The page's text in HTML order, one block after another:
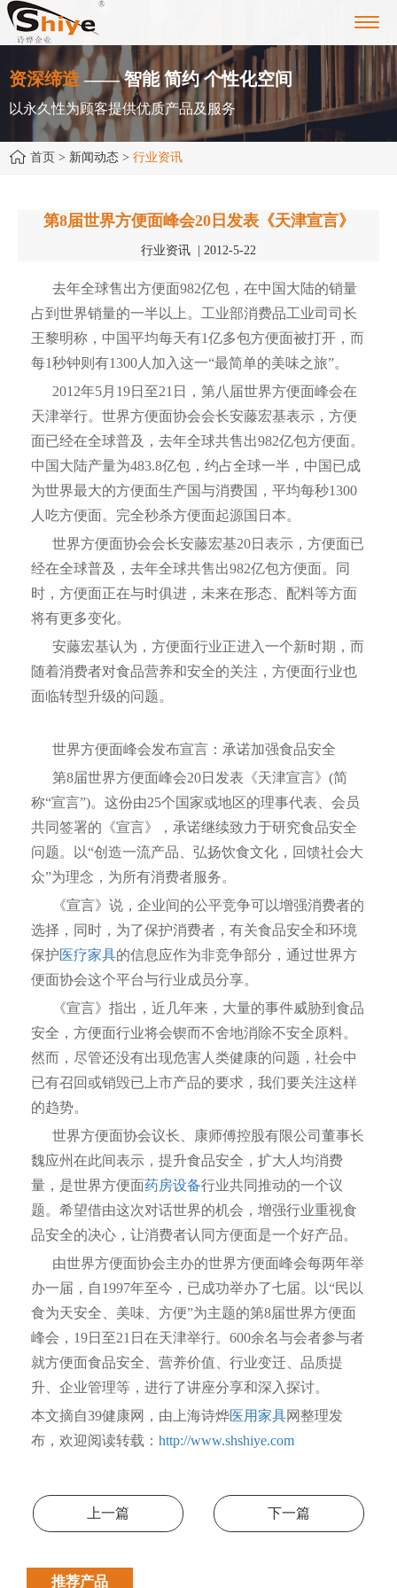
资深缔造 —— 智能 简约 个性化空间
以永久性为顾客提供优质产品及服务
首页 > 新闻动态 > 行业资讯
第8届世界方便面峰会20日发表《天津宣言》
行业资讯 | 2012-5-22
去年全球售出方便面982亿包，在中国大陆的销量
占到世界销量的一半以上。工业部消费品工业司司长
王黎明称，中国平均每天有1亿多包方便面被打开，而
每1秒钟则有1300人加入这一“最简单的美味之旅”。
2012年5月19日至21日，第八届世界方便面峰会在
天津举行。世界方便面协会会长安藤宏基表示，方便
面已经在全球普及，去年全球共售出982亿包方便面。
中国大陆产量为483.8亿包，约占全球一半，中国已成
为世界最大的方便面生产国与消费国，平均每秒1300
人吃方便面。完全秒杀方便面起源国日本。
世界方便面协会会长安藤宏基20日表示，方便面已
经在全球普及，去年全球共售出982亿包方便面。同
时，方便面正在与时俱进，未来在形态、配料等方面
将有更多变化。
安藤宏基认为，方便面行业正进入一个新时期，而
随着消费者对食品营养和安全的关注，方便面行业也
面临转型升级的问题。
世界方便面峰会发布宣言：承诺加强食品安全
第8届世界方便面峰会20日发表《天津宣言》(简
称“宣言”)。这份由25个国家或地区的理事代表、会员
共同签署的《宣言》，承诺继续致力于研究食品安全
问题。以“创造一流产品、弘扬饮食文化，回馈社会大
众”为理念，为所有消费者服务。
《宣言》说，企业间的公平竞争可以增强消费者的
选择，同时，为了保护消费者，有关食品安全和环境
保护医疗家具的信息应作为非竞争部分，通过世界方
便面协会这个平台与行业成员分享。
《宣言》指出，近几年来，大量的事件威胁到食品
安全，方便面行业将会锲而不舍地消除不安全原料。
然而，尽管还没有出现危害人类健康的问题，社会中
已有召回或销毁已上市产品的要求，我们要关注这样
的趋势。
世界方便面协会议长、康师傅控股有限公司董事长
魏应州在此间表示，提升食品安全，扩大人均消费
量，是世界方便面药房设备行业共同推动的一个议
题。希望借由这次对话世界的机会，增强行业重视食
品安全的决心，让消费者认同方便面是一个好产品。
由世界方便面协会主办的世界方便面峰会每两年举
办一届，自1997年至今，已成功举办了七届。以“民以
食为天安全、美味、方便”为主题的第8届世界方便面
峰会，19日至21日在天津举行。600余名与会者参与者
就方便面食品安全、营养价值、行业变迁、品质提
升、企业管理等，进行了讲座分享和深入探讨。
本文摘自39健康网，由上海诗烨医用家具网整理发
布，欢迎阅读转载： http://www.shshiye.com
上一篇 下一篇
推荐产品